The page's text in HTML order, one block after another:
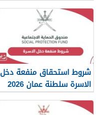
شروط استحقاق منفعة دخل
الاسرة سلطنة عمان 2026